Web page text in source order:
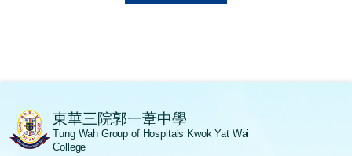
東華三院郭一葦中學
Tung Wah Group of Hospitals Kwok Yat Wai
College